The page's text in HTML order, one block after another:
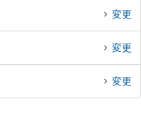
変更
変更
変更